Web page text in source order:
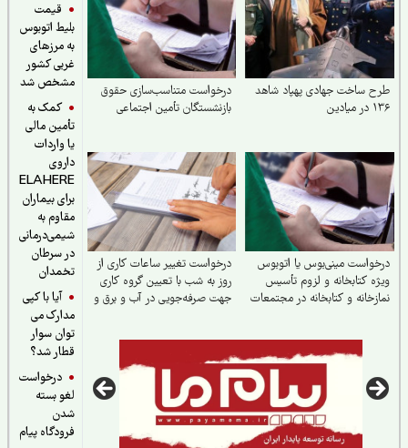
قیمت
بلیط اتوبوس
به مرزهای
غربی کشور
مشخص شد
کمک به
تأمین مالی
یا واردات
داروی
ELAHERE
برای بیماران
مقاوم به
شیمی‌درمانی
در سرطان
تخمدان
آیا با کپی
مدارک می
توان سوار
قطار شد؟
درخواست
لغو بسته
فرودگاه پیام
ساخت جهادی پهپاد شاهد
درخواست متناسب‌سازی حقوق
بازنشستگان تأمین اجتماعی
مینی‌بوس یا اتوبوس
کتابخانه و لزوم تأسیس
و کتابخانه در مجتمعات
درخواست تغییر ساعات کاری از
روز به شب با تعیین گروه کاری
جهت صرفه‌جویی در آب و برق و